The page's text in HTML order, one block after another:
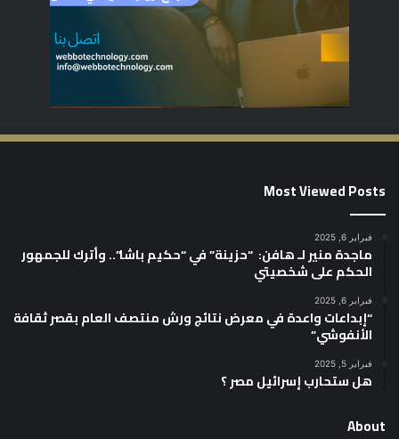
Most Viewed Posts
فبراير 6, 2025
ماجدة منير لـ هافن: “حزينة” في “حكيم باشا”.. وأترك للجمهور
الحكم على شخصيتي
فبراير 6, 2025
“إبداعات واعدة في معرض نتائج ورش منتصف العام بقصر ثقافة
الأنفوشي”
فبراير 5, 2025
هل ستحارب إسرائيل مصر ؟
About